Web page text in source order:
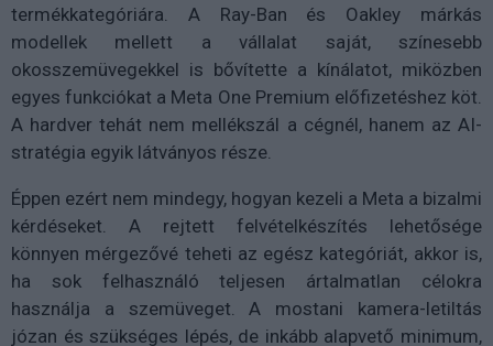
termékkategóriára. A Ray-Ban és Oakley márkás
modellek mellett a vállalat saját, színesebb
okosszemüvegekkel is bővítette a kínálatot, miközben
egyes funkciókat a Meta One Premium előfizetéshez köt.
A hardver tehát nem mellékszál a cégnél, hanem az AI-
stratégia egyik látványos része.
Éppen ezért nem mindegy, hogyan kezeli a Meta a bizalmi
kérdéseket. A rejtett felvételkészítés lehetősége
könnyen mérgezővé teheti az egész kategóriát, akkor is,
ha sok felhasználó teljesen ártalmatlan célokra
használja a szemüveget. A mostani kamera-letiltás
józan és szükséges lépés, de inkább alapvető minimum,